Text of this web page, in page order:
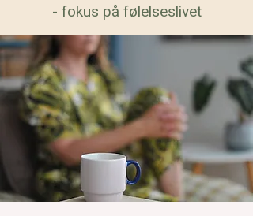
- fokus på følelseslivet